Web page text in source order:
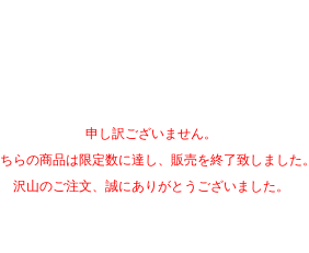
申し訳ございません。
らの商品は限定数に達し、販売を終了致しました。
沢山のご注文、誠にありがとうございました。